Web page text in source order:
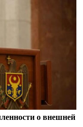
о внешней